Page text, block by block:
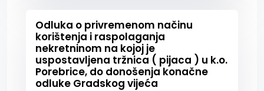
Odluka o privremenom načinu
korištenja i raspolaganja
nekretninom na kojoj je
uspostavljena tržnica ( pijaca ) u k.o.
Porebrice, do donošenja konačne
odluke Gradskog vijeća